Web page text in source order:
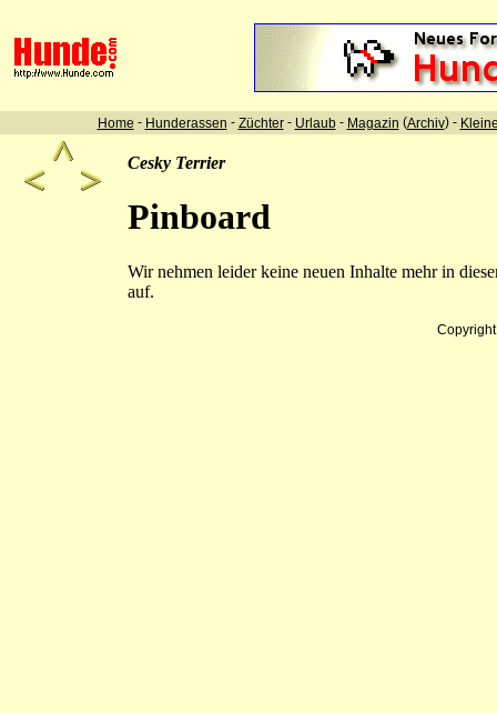
Home - Hunderassen - Züchter- Urlaub- Magazin (Archiv) -
Cesky Terrier
Pinboard
Wir nehmen leider keine neuen Inhalte mehr in
auf.